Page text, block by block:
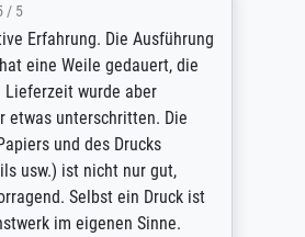
/ 5
Erfahrung. Die Ausführung
eine Weile gedauert, die
Lieferzeit wurde aber
etwas unterschritten. Die
und des Drucks
usw.) ist nicht nur gut,
Selbst ein Druck ist
im eigenen Sinne.